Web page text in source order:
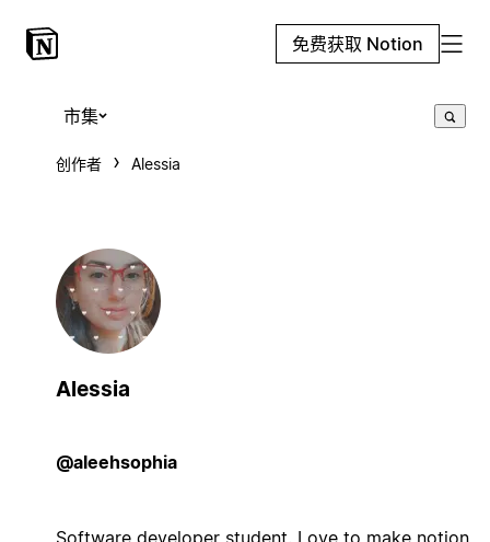
免费获取 Notion
市集
创作者 Alessia
Alessia
@aleehsophia
Software developer student. Love to make notion